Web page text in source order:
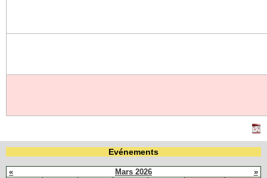
Evénements
« Mars 2026 »